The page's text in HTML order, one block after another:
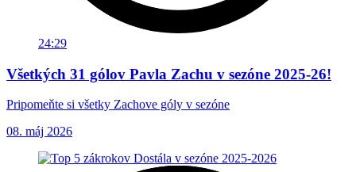
24:29
Všetkých 31 gólov Pavla Zachu v sezóne 2025-26!
Pripomeňte si všetky Zachove góly v sezóne
08. máj 2026